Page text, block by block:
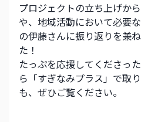
プロジェクトの立ち上げか
や、地域活動において必要
の伊藤さんに振り返りを兼
た！
たっぷを応援してくださっ
ら「すぎなみプラス」で取
も、ぜひご覧ください。